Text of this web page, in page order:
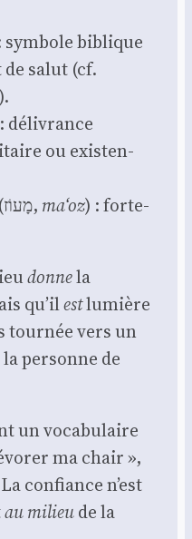
sym­bole biblique
salut (cf.
déli­vrance
ou exis­ten­
– « refuge / rem­part » (מָעוֹז, ma‘oz) : for­te­
donnela
qu’ilestlumière
tour­née vers un
per­sonne de
un voca­bu­laire
ma chair »,
confiance n’est
au milieude la